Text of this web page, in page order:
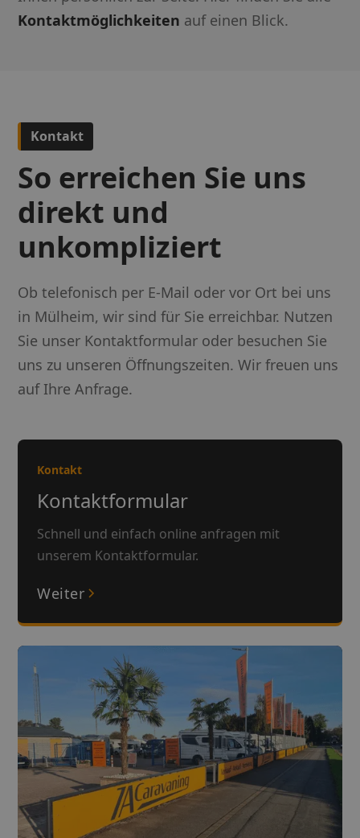
Kontaktmöglichkeiten auf einen Blick.
Kontakt
So erreichen Sie uns
direkt und
unkompliziert
Ob telefonisch per E-Mail oder vor Ort bei uns
in Mülheim, wir sind für Sie erreichbar. Nutzen
Sie unser Kontaktformular oder besuchen Sie
uns zu unseren Öffnungszeiten. Wir freuen uns
auf Ihre Anfrage.
Kontakt
Kontaktformular
Schnell und einfach online anfragen mit
unserem Kontaktformular.
Weiter